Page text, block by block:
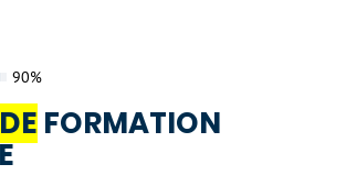
90%
DE FORMATION